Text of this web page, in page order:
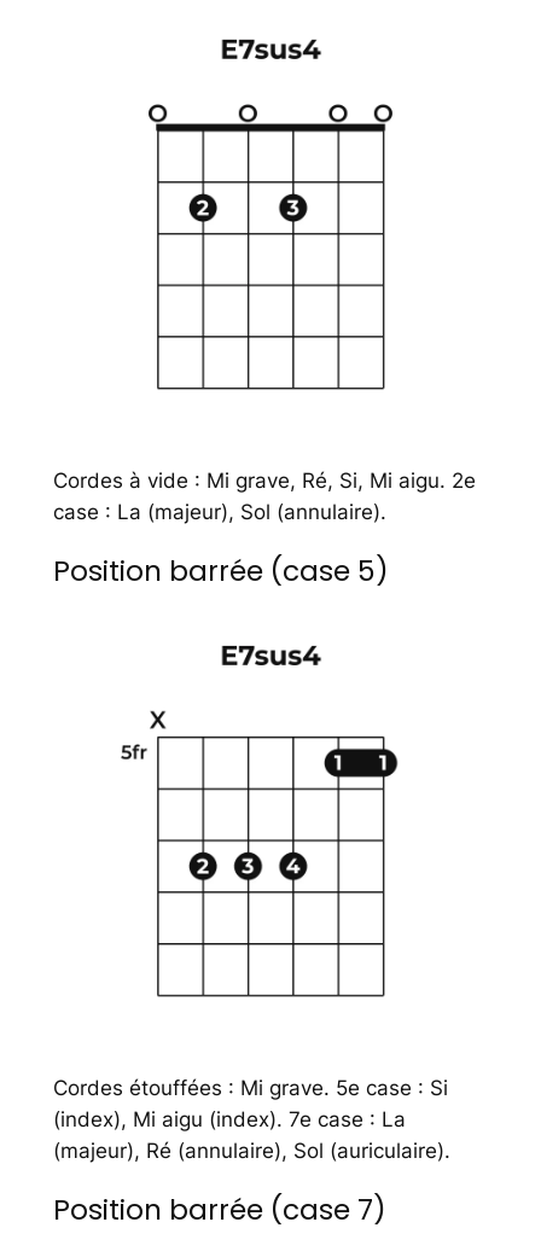
Cordes à vide : Mi grave, Ré, Si, Mi aigu. 2e
case : La (majeur), Sol (annulaire).
Position barrée (case 5)
Cordes étouffées : Mi grave. 5e case : Si
(index), Mi aigu (index). 7e case : La
(majeur), Ré (annulaire), Sol (auriculaire).
Position barrée (case 7)